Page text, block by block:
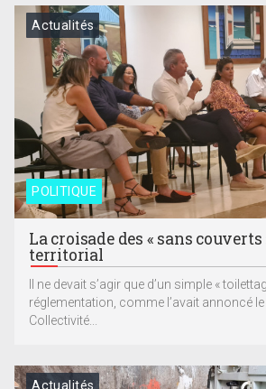
POLITIQUE
Actualités
La croisade des « sans couverts
territorial
Il ne devait s’agir que d’un simple «
réglementation, comme l’avait annoncé
Collectivité...
Actualités